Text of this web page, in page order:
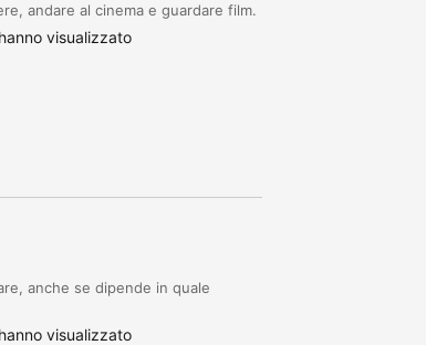
andare al cinema e guardare film.
visualizzato
anche se dipende in quale
visualizzato